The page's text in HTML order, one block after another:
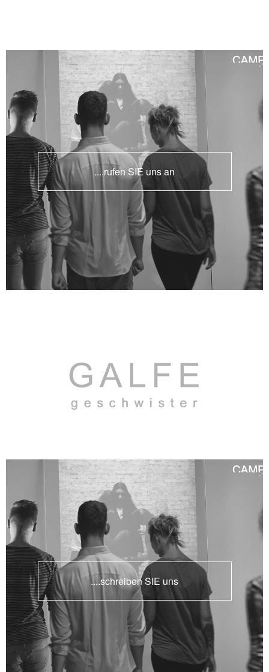
....rufen SIE uns an
....schreiben SIE uns